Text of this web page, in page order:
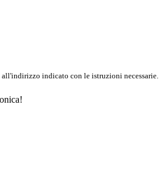
all'indirizzo indicato con le istruzioni necessarie.